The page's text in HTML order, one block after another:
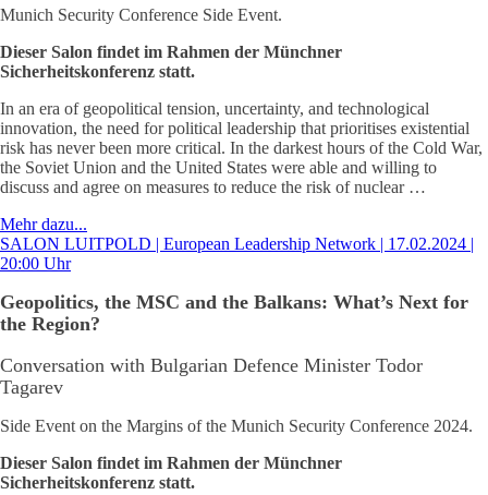
Munich Security Conference Side Event.
Dieser Salon findet im Rahmen der Münchner
Sicherheitskonferenz statt.
In an era of geopolitical tension, uncertainty, and technological
innovation, the need for political leadership that prioritises existential
risk has never been more critical. In the darkest hours of the Cold War,
the Soviet Union and the United States were able and willing to
discuss and agree on measures to reduce the risk of nuclear …
Mehr dazu...
SALON LUITPOLD | European Leadership Network | 17.02.2024 |
20:00 Uhr
Geopolitics, the MSC and the Balkans: What’s Next for
the Region?
Conversation with Bulgarian Defence Minister Todor
Tagarev
Side Event on the Margins of the Munich Security Conference 2024.
Dieser Salon findet im Rahmen der Münchner
Sicherheitskonferenz statt.